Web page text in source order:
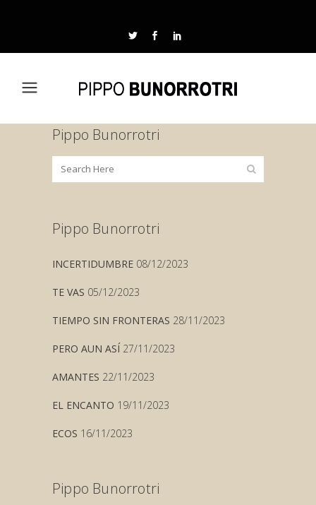
Pippo Bunorrotri
Pippo Bunorrotri
INCERTIDUMBRE 08/12/2023
TE VAS 05/12/2023
TIEMPO SIN FRONTERAS 28/11/2023
PERO AUN ASÍ 27/11/2023
AMANTES 22/11/2023
EL ENCANTO 19/11/2023
ECOS 16/11/2023
Pippo Bunorrotri